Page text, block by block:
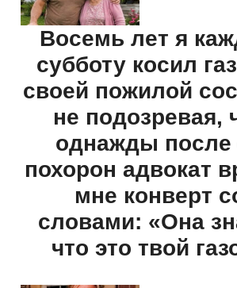
Восемь лет я
субботу косил
своей пожилой
не подозревая,
однажды после
похорон адвокат
мне конверт
словами: «Она
что это твой